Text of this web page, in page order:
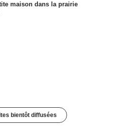
maison dans la prairie
bientôt diffusées